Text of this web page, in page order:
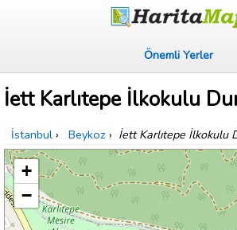
Önemli Yerler
İett Karlıtepe İlkokulu
İstanbul › Beykoz › İett Karlıtepe İlkokulu
+
−